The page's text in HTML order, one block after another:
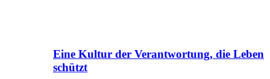
Eine Kultur der Verantwortung, die Leben
schützt